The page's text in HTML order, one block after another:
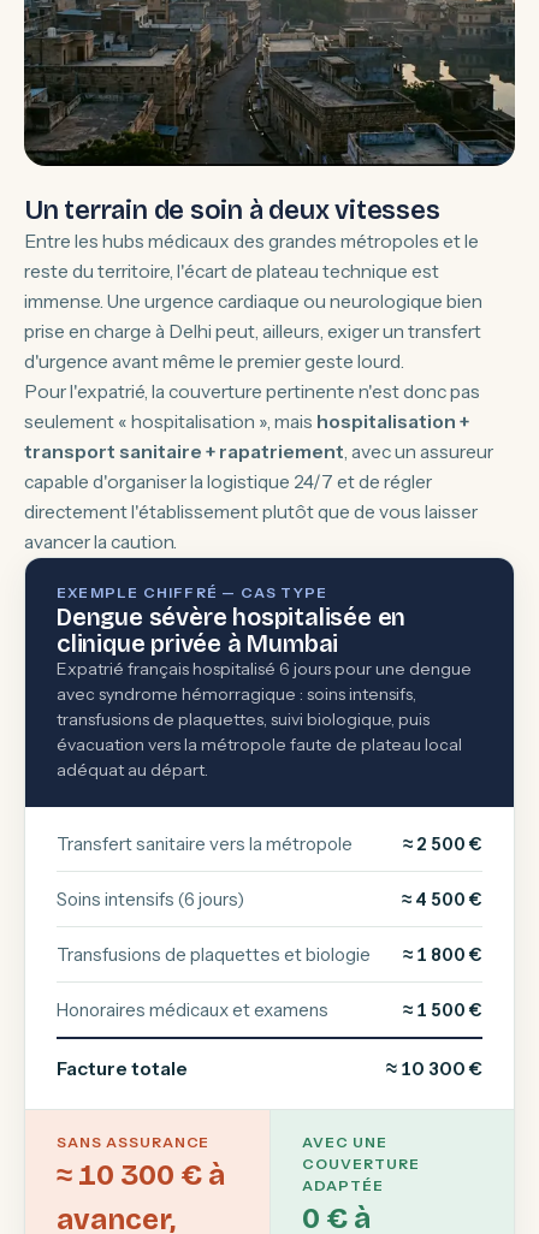
Un terrain de soin à deux vitesses
Entre les hubs médicaux des grandes métropoles et le
reste du territoire, l'écart de plateau technique est
immense. Une urgence cardiaque ou neurologique bien
prise en charge à Delhi peut, ailleurs, exiger un transfert
d'urgence avant même le premier geste lourd.
Pour l'expatrié, la couverture pertinente n'est donc pas
seulement « hospitalisation », mais hospitalisation +
transport sanitaire + rapatriement, avec un assureur
capable d'organiser la logistique 24/7 et de régler
directement l'établissement plutôt que de vous laisser
avancer la caution.
EXEMPLE CHIFFRÉ — CAS TYPE
Dengue sévère hospitalisée en
clinique privée à Mumbai
Expatrié français hospitalisé 6 jours pour une dengue
avec syndrome hémorragique : soins intensifs,
transfusions de plaquettes, suivi biologique, puis
évacuation vers la métropole faute de plateau local
adéquat au départ.
Transfert sanitaire vers la métropole ≈ 2 500 €
Soins intensifs (6 jours) ≈ 4 500 €
Transfusions de plaquettes et biologie ≈ 1 800 €
Honoraires médicaux et examens ≈ 1 500 €
Facture totale ≈ 10 300 €
SANS ASSURANCE
≈ 10 300 € à
avancer,
AVEC UNE
COUVERTURE
ADAPTÉE
0 € à